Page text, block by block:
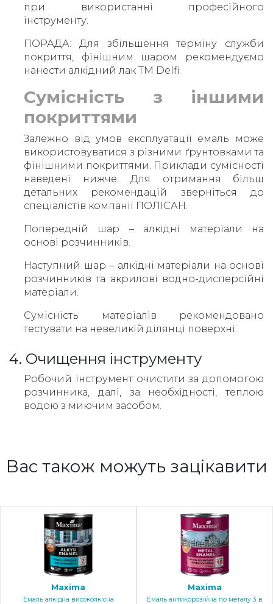
при використанні професійного
інструменту.
ПОРАДА: Для збільшення терміну служби
покриття, фінішним шаром рекомендуємо
нанести алкідний лак ТМ Delfi.
Сумісність з іншими
покриттями
Залежно від умов експлуатації емаль може
використовуватися з різними ґрунтовками та
фінішними покриттями. Приклади сумісності
наведені нижче. Для отримання більш
детальних рекомендацій зверніться до
спеціалістів компанії ПОЛІСАН.
Попередній шар – алкідні матеріали на
основі розчинників.
Наступний шар – алкідні матеріали на основі
розчинників та акрилові водно-дисперсійні
матеріали.
Сумісність матеріалів рекомендовано
тестувати на невеликій ділянці поверхні.
4. Очищення інструменту
Робочий інструмент очистити за допомогою
розчинника, далі, за необхідності, теплою
водою з миючим засобом.
Вас також можуть зацікавити
Maxima
Емаль алкідна високоякісна
Maxima
Емаль антикорозійна по металу 3 в